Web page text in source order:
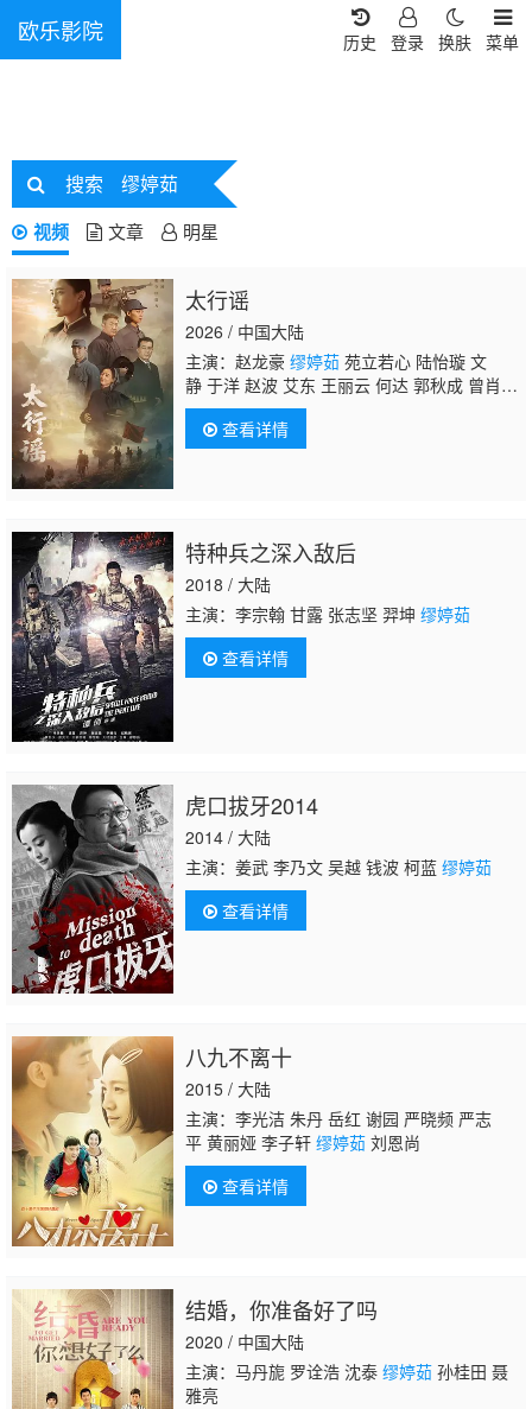
欧乐影院 菜单
换肤
登录
历史
搜索 缪婷茹
视频 文章 明星
太行谣
2026 / 中国大陆
主演：赵龙豪 缪婷茹苑立若心 陆怡璇 文
静 于洋 赵波 艾东 王丽云 何达 郭秋成 曾肖
龙 张永健 魏大鸣 张哲人
查看详情
特种兵之深入敌后
2018 / 大陆
主演：李宗翰 甘露 张志坚 羿坤 缪婷茹
查看详情
虎口拔牙2014
2014 / 大陆
主演：姜武 李乃文 吴越 钱波 柯蓝 缪婷茹
查看详情
八九不离十
2015 / 大陆
主演：李光洁 朱丹 岳红 谢园 严晓频 严志
平 黄丽娅 李子轩 缪婷茹刘恩尚
查看详情
结婚，你准备好了吗
2020 / 中国大陆
主演：马丹旎 罗诠浩 沈泰 缪婷茹孙桂田 聂
雅亮